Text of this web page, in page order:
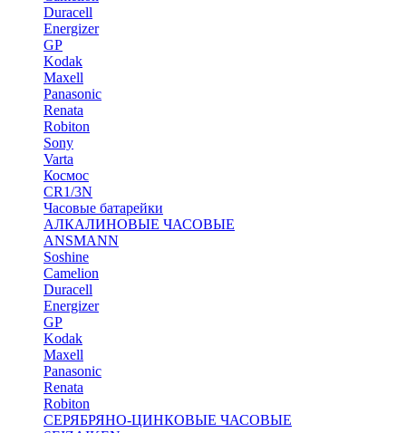
Duracell
Energizer
GP
Kodak
Maxell
Panasonic
Renata
Robiton
Sony
Varta
Космос
CR1/3N
Часовые батарейки
АЛКАЛИНОВЫЕ ЧАСОВЫЕ
ANSMANN
Soshine
Camelion
Duracell
Energizer
GP
Kodak
Maxell
Panasonic
Renata
Robiton
СЕРЯБРЯНО-ЦИНКОВЫЕ ЧАСОВЫЕ